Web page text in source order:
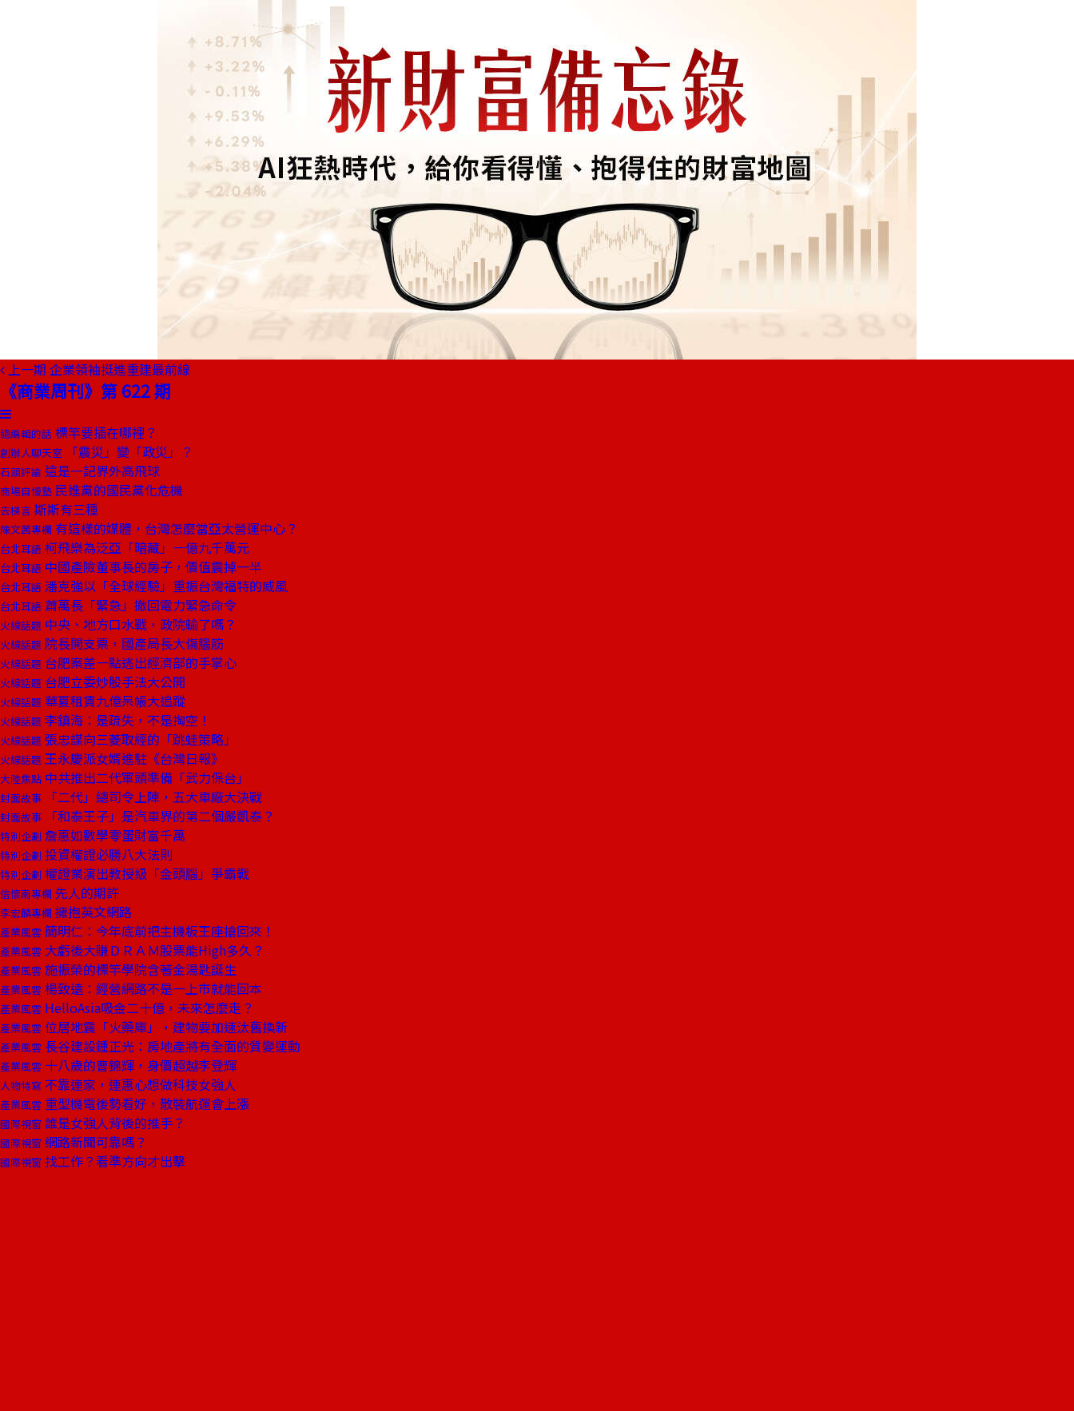
上一期 企業領袖挺進重建最前線
《商業周刊》第 622 期
總編輯的話 標竿要插在哪裡？
創辦人聊天室 「震災」變「政災」？
石頭評論 這是一記界外高飛球
商場自慢塾 民進黨的國民黨化危機
去梯言 斯斯有三種
陳文茜專欄 有這樣的媒體，台灣怎麼當亞太營運中心？
台北耳語 柯飛樂為泛亞「暗藏」一億九千萬元
台北耳語 中國產險董事長的房子，價值震掉一半
台北耳語 潘克強以「全球經驗」重振台灣福特的威風
台北耳語 蕭萬長「緊急」撤回電力緊急命令
火線話題 中央、地方口水戰，政院輸了嗎？
火線話題 院長開支票，國產局長大傷腦筋
火線話題 台肥案差一點逃出經濟部的手掌心
火線話題 台肥立委炒股手法大公開
火線話題 華夏租賃九億呆帳大追蹤
火線話題 李鎮海：是疏失，不是掏空！
火線話題 張忠謀向三菱取經的「跳蛙策略」
火線話題 王永慶派女婿進駐《台灣日報》
大陸焦點 中共推出二代軍頭準備「武力保台」
封面故事 「二代」總司令上陣，五大車廠大決戰
封面故事 「和泰王子」是汽車界的第二個嚴凱泰？
特別企劃 詹惠如數學零蛋財富千萬
特別企劃 投資權證必勝八大法則
特別企劃 權證業演出教授級「金頭腦」爭霸戰
信懷南專欄 先人的期許
李宏麟專欄 擁抱英文網路
產業風雲 簡明仁：今年底前把主機板王座搶回來！
產業風雲 大虧後大賺ＤＲＡＭ股票能High多久？
產業風雲 施振榮的標竿學院含著金湯匙誕生
產業風雲 楊致遠：經營網路不是一上市就能回本
產業風雲 HelloAsia吸金二十億，未來怎麼走？
產業風雲 位居地震「火藥庫」，建物要加速汰舊換新
產業風雲 長谷建設鍾正光：房地產將有全面的質變運動
產業風雲 十八歲的曹錦輝，身價超越李登輝
人物特寫 不靠連家，連惠心想做科技女強人
產業風雲 重型機電後勢看好，散裝航運會上漲
國際視窗 誰是女強人背後的推手？
國際視窗 網路新聞可靠嗎？
國際視窗 找工作？看準方向才出擊